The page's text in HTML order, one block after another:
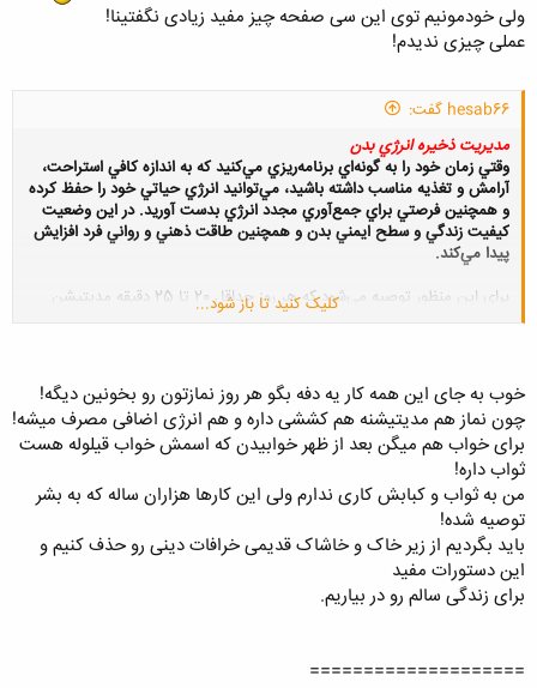
ولی خودمونیم توی این سی صفحه چیز مفید زیادی نگفتینا!
عملی چیزی ندیدم!
hesab66 گفت:
مديريت ذخيره انرژي بدن
وقتي زمان خود را به گونه‌اي برنامه‌ريزي مي‌كنيد كه به اندازه كافي استراحت،
آرامش و تغذيه مناسب داشته باشيد، مي‌توانيد انرژي حياتي خود را حفظ كرده
و همچنين فرصتي براي جمع‌آوري مجدد انرژي بدست آوريد. در اين وضعيت
كيفيت زندگي و سطح ايمني بدن و همچنين طاقت ذهني و رواني فرد افزايش
پيدا مي‌كند.
براي اين منظور توصيه مي‌شود كه هر روز حداقل 20 تا 25 دقيقه مديتيشن
انجام دهيد. مطمئن شويد كه هر شبانه‌روز حداقل هفت ساعت بخوابيد، در بين
10 دقيقه در روز حركات كششي انجام دهيد. با انجام اين تمرينات جريان خون
در سراسر بدن تسهيل مي‌شود و بنابراين انرژي بدن در چند دقيقه افزايش پيدا
مي‌كند.
همچنين مطمئن شويد كه خستگي شما دليل پزشكي ندارد چون مثلا مشكلاتي
مثل كم‌كاري تيروئيد، كم‌خوني ناشي از كاهش هموگلوبين و طيف ديگري از
بيماري‌ها كه با تست خون قابل شناسايي هستند، مي‌توانند عامل خستگي
باشند. به همين خاطر توصيه مي‌شود كه حداقل هر دو سال يكبار آزمايش كلي
بدن را فراموش نكنيد.
کلیک کنید تا باز شود...
خوب به جای این همه کار یه دفه بگو هر روز نمازتون رو بخونین دیگه!
چون نماز هم مدیتیشنه هم کششی داره و هم انرژی اضافی مصرف میشه!
برای خواب هم میگن بعد از ظهر خوابیدن که اسمش خواب قیلوله هست
ثواب داره!
من به ثواب و کبابش کاری ندارم ولی این کارها هزاران ساله که به بشر
توصیه شده!
باید بگردیم از زیر خاک و خاشاک قدیمی خرافات دینی رو حذف کنیم و
این دستورات مفید
برای زندگی سالم رو در بیاریم.
====================